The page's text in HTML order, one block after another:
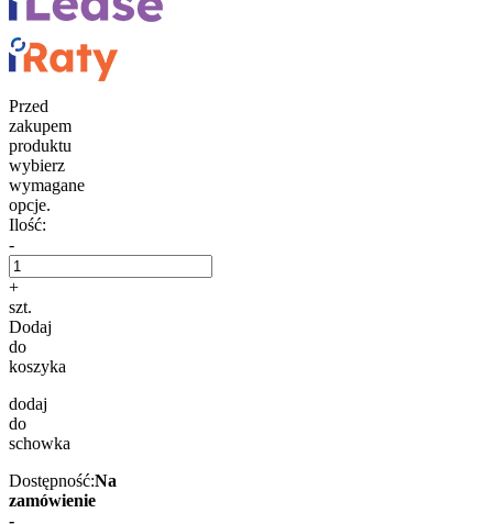
Przed
zakupem
produktu
wybierz
wymagane
opcje.
Ilość:
-
+
szt.
Dodaj
do
koszyka
dodaj
do
schowka
Dostępność:Na
zamówienie
-